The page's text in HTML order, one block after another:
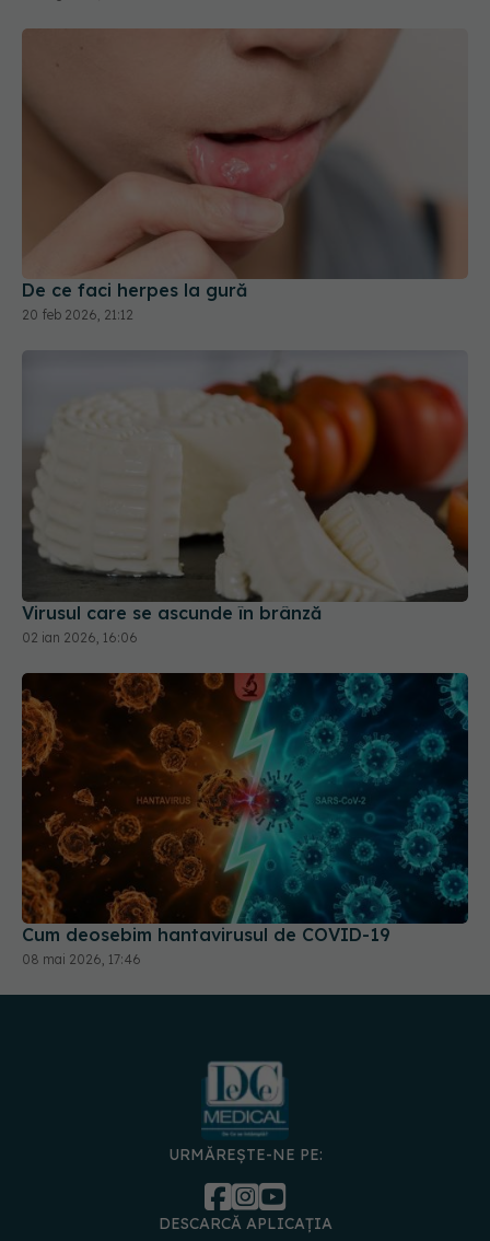
De ce faci herpes la gură
20 feb 2026, 21:12
Virusul care se ascunde în brânză
02 ian 2026, 16:06
Cum deosebim hantavirusul de COVID-19
08 mai 2026, 17:46
URMĂREȘTE-NE PE:
DESCARCĂ APLICAȚIA